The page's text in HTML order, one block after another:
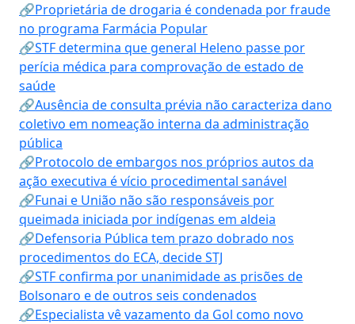
🔗Proprietária de drogaria é condenada por fraude
no programa Farmácia Popular
🔗STF determina que general Heleno passe por
perícia médica para comprovação de estado de
saúde
🔗Ausência de consulta prévia não caracteriza dano
coletivo em nomeação interna da administração
pública
🔗Protocolo de embargos nos próprios autos da
ação executiva é vício procedimental sanável
🔗Funai e União não são responsáveis por
queimada iniciada por indígenas em aldeia
🔗Defensoria Pública tem prazo dobrado nos
procedimentos do ECA, decide STJ
🔗STF confirma por unanimidade as prisões de
Bolsonaro e de outros seis condenados
🔗Especialista vê vazamento da Gol como novo